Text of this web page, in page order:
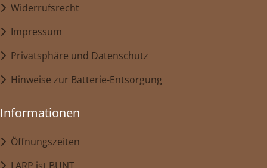
Widerrufsrecht
Impressum
Privatsphäre und Datenschutz
Hinweise zur Batterie-Entsorgung
Informationen
Öffnungszeiten
LARP ist BUNT